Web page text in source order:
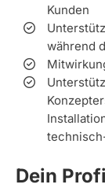
Kunden
während
Dein